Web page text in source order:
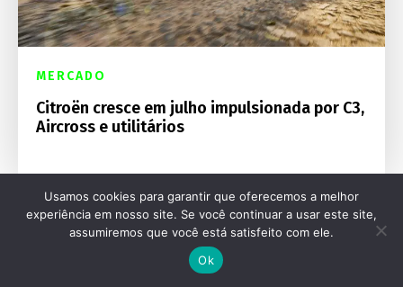
MERCADO
Citroën cresce em julho impulsionada por C3,
Aircross e utilitários
Usamos cookies para garantir que oferecemos a melhor
experiência em nosso site. Se você continuar a usar este site,
assumiremos que você está satisfeito com ele.
Ok